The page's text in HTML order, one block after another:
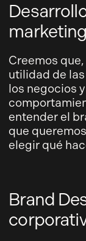
marketing
Creemos
utilidad de
los negocios
entender el
que
elegir qué
Brand